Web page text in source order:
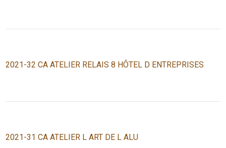
2021-32 CA ATELIER RELAIS 8 HÔTEL D ENTREPRISES
2021-31 CA ATELIER L ART DE L ALU